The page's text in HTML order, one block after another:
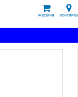
корзина контакты